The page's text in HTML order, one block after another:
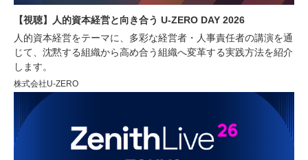
【視聴】人的資本経営と向き合う U-ZERO DAY 2026
人的資本経営をテーマに、多彩な経営者・人事責任者の講演を通
じて、沈黙する組織から高め合う組織へ変革する実践方法を紹介
します。
株式会社U-ZERO